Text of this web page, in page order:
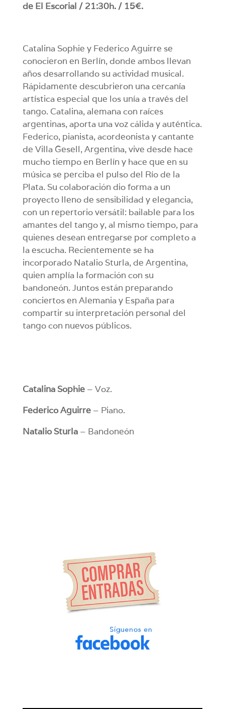
de El Escorial / 21:30h. / 15€.
Catalina Sophie y Federico Aguirre se
conocieron en Berlín, donde ambos llevan
años desarrollando su actividad musical.
Rápidamente descubrieron una cercanía
artística especial que los unía a través del
tango. Catalina, alemana con raíces
argentinas, aporta una voz cálida y auténtica.
Federico, pianista, acordeonista y cantante
de Villa Gesell, Argentina, vive desde hace
mucho tiempo en Berlín y hace que en su
música se perciba el pulso del Río de la
Plata. Su colaboración dio forma a un
proyecto lleno de sensibilidad y elegancia,
con un repertorio versátil: bailable para los
amantes del tango y, al mismo tiempo, para
quienes desean entregarse por completo a
la escucha. Recientemente se ha
incorporado Natalio Sturla, de Argentina,
quien amplía la formación con su
bandoneón. Juntos están preparando
conciertos en Alemania y España para
compartir su interpretación personal del
tango con nuevos públicos.
Catalina Sophie– Voz.
Federico Aguirre– Piano.
Natalio Sturla– Bandoneón